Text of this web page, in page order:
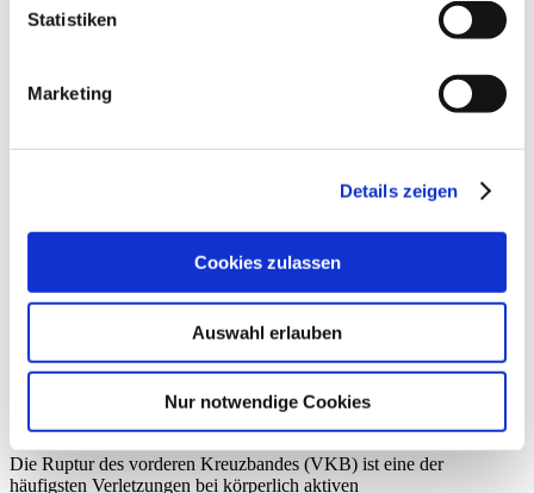
Statistiken
Marketing
Details zeigen
Cookies zulassen
Auswahl erlauben
Nur notwendige Cookies
Durch ein individualisiertes präoperatives Trainings- und
Edukationsprogramm wird eine optimale Grundlage für die
Vorbereitung und patientenspezifische Instruktionen tragen zur
Die Ruptur des vorderen Kreuzbandes (VKB) ist eine der
häufigsten Verletzungen bei körperlich aktiven